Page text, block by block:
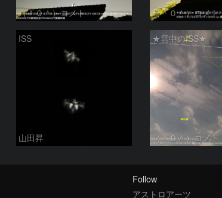
（＾０＾）コメト （＾０＾）コメト
ISS
山田昇
★雲中のISS★
（＾０＾）コメト
Follow
アストロアーツ